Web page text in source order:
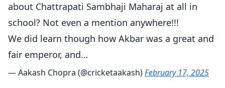
about Chattrapati Sambhaji Maharaj at all in
school? Not even a mention anywhere!!!
We did learn though how Akbar was a great and
fair emperor, and…
— Aakash Chopra (@cricketaakash)February 17, 2025